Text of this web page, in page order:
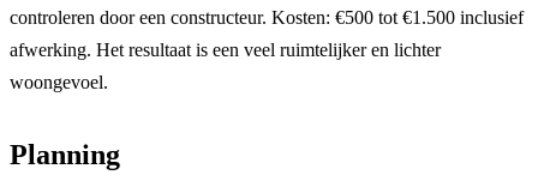
controleren door een constructeur. Kosten: €500 tot €1.500 inclusief
afwerking. Het resultaat is een veel ruimtelijker en lichter
woongevoel.
Planning